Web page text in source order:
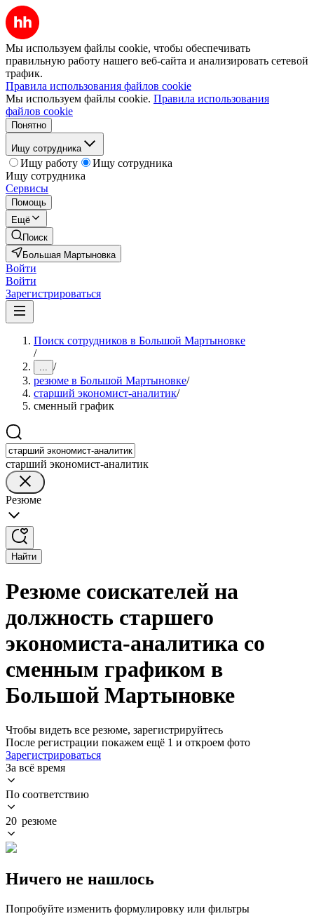
Мы используем файлы cookie, чтобы обеспечивать
правильную работу нашего веб-сайта и анализировать сетевой
трафик.
Правила использования файлов cookie
Мы используем файлы cookie. Правила использования
файлов cookie
Понятно
Ищу сотрудника
Ищу работу
Ищу сотрудника
Ищу сотрудника
Сервисы
Помощь
Ещё
Поиск
Большая Мартыновка
Войти
Войти
Зарегистрироваться
Поиск сотрудников в Большой Мартыновке
/
... /
резюме в Большой Мартыновке/
старший экономист-аналитик/
сменный график
старший экономист-аналитик
Резюме
Найти
Резюме соискателей на
должность старшего
экономиста-аналитика со
сменным графиком в
Большой Мартыновке
Чтобы видеть все резюме, зарегистрируйтесь
После регистрации покажем ещё 1 и откроем фото
Зарегистрироваться
За всё время
По соответствию
20 резюме
Ничего не нашлось
Попробуйте изменить формулировку или фильтры